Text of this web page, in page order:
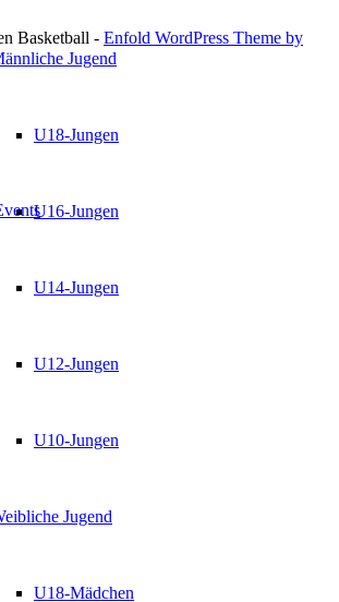
Jugend
U18-Jungen
U16-Jungen
U14-Jungen
U12-Jungen
U10-Jungen
Jugend
U18-Mädchen
Basketball - Enfold WordPress Theme by